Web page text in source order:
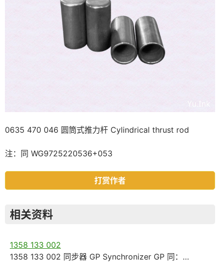
0635 470 046 圆筒式推力杆 Cylindrical thrust rod
注：同 WG9725220536+053
打赏作者
相关资料
1358 133 002
1358 133 002 同步器 GP Synchronizer GP 同：…